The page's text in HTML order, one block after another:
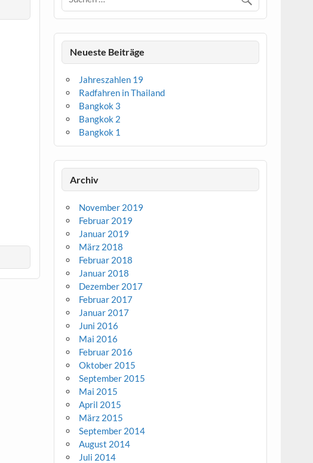
Neueste Beiträge
Jahreszahlen 19
Radfahren in Thailand
Bangkok 3
Bangkok 2
Bangkok 1
Archiv
November 2019
Februar 2019
Januar 2019
März 2018
Februar 2018
Januar 2018
Dezember 2017
Februar 2017
Januar 2017
Juni 2016
Mai 2016
Februar 2016
Oktober 2015
September 2015
Mai 2015
April 2015
März 2015
September 2014
August 2014
Juli 2014